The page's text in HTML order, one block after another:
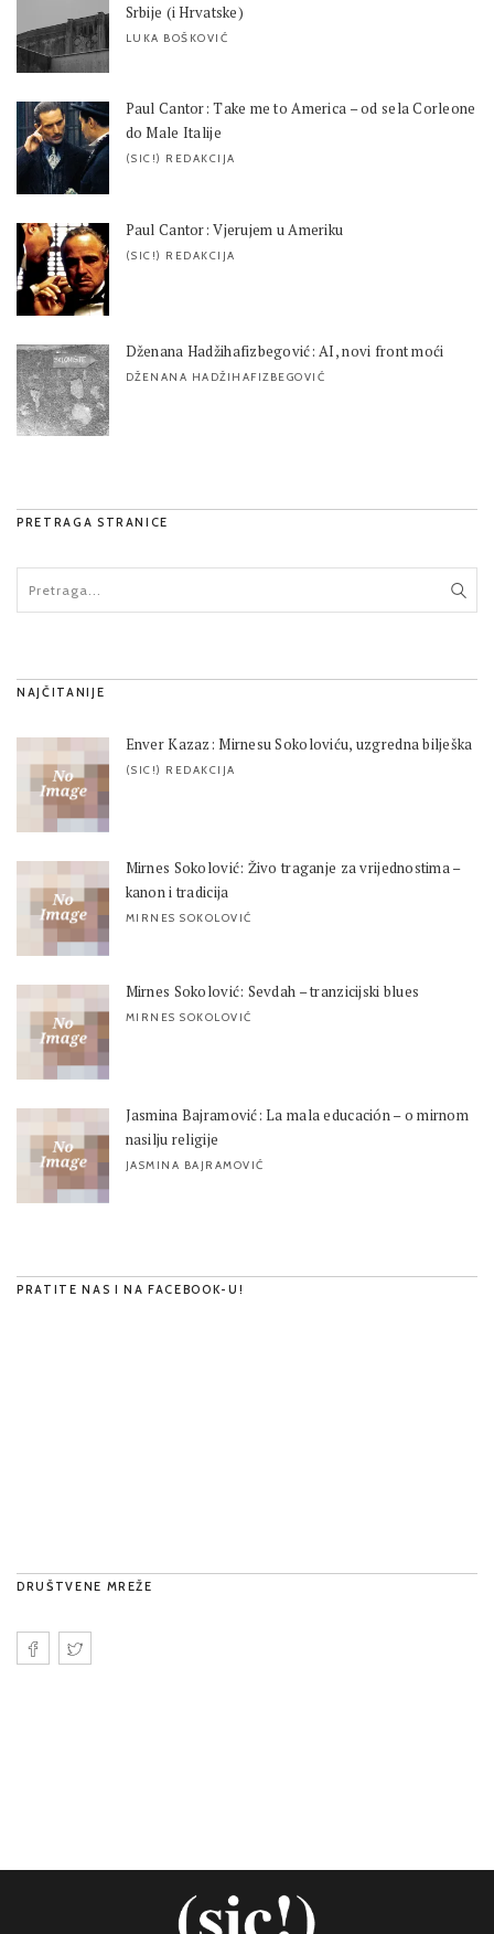
Srbije (i Hrvatske)
LUKA BOŠKOVIĆ
Paul Cantor: Take me to America – od sela Corleone
do Male Italije
(SIC!) REDAKCIJA
Paul Cantor: Vjerujem u Ameriku
(SIC!) REDAKCIJA
Dženana Hadžihafizbegović: AI, novi front moći
DŽENANA HADŽIHAFIZBEGOVIĆ
PRETRAGA STRANICE
NAJČITANIJE
Enver Kazaz: Mirnesu Sokoloviću, uzgredna bilješka
(SIC!) REDAKCIJA
Mirnes Sokolović: Živo traganje za vrijednostima –
kanon i tradicija
MIRNES SOKOLOVIĆ
Mirnes Sokolović: Sevdah – tranzicijski blues
MIRNES SOKOLOVIĆ
Jasmina Bajramović: La mala educación – o mirnom
nasilju religije
JASMINA BAJRAMOVIĆ
PRATITE NAS I NA FACEBOOK-U!
DRUŠTVENE MREŽE